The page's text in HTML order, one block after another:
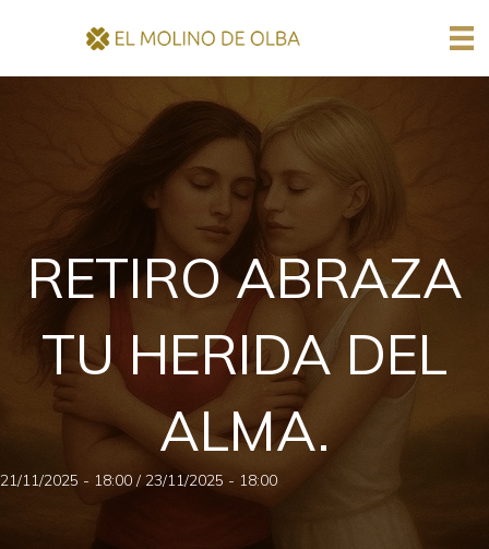
RETIRO ABRAZA
TU HERIDA DEL
ALMA.
21/11/2025 - 18:00 / 23/11/2025 - 18:00